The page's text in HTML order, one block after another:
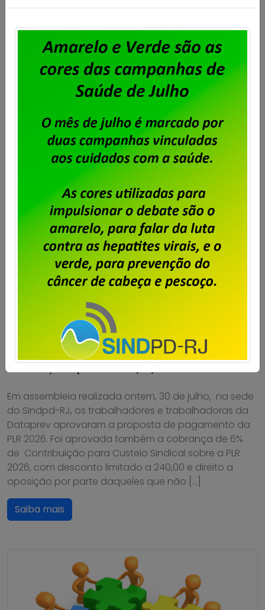
cobrada a Contribuição para Custeio Sindical,
conforme aprovado em assembleia. O desconto
previsto é de 50% de um único dia de salário vigente
do trabalhador, conforme a cláusula “54ª –
Contribuição Para Custeio Sindical” […]
Dataprev: trabalhadores do RJ
aprovam proposta da PLR 2026
Publicado por
Em assembleia realizada ontem, 30 de julho, na sede
do Sindpd-RJ, os trabalhadores e trabalhadoras da
Dataprev aprovaram a proposta de pagamento da
PLR 2026. Foi aprovada também a cobrança de 6%
de Contribuição para Custeio Sindical sobre a PLR
2026, com desconto limitado a 240,00 e direito a
oposição por parte daqueles que não […]
Saiba mais